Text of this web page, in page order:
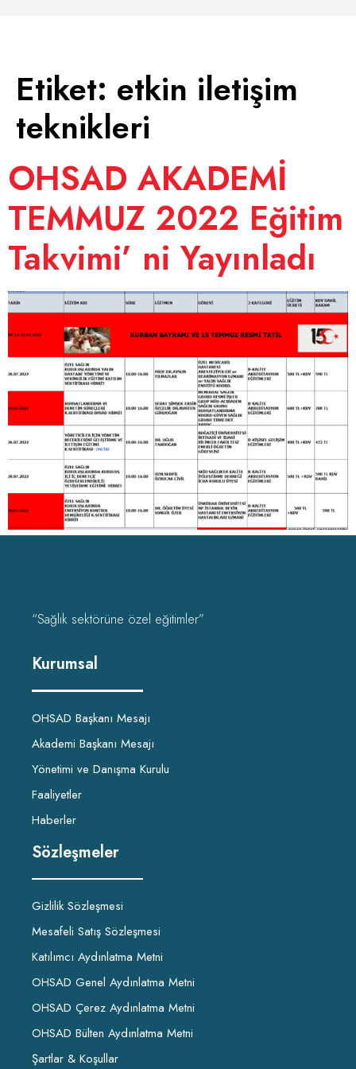
Etiket: etkin iletişim
teknikleri
OHSAD AKADEMİ
TEMMUZ 2022 Eğitim
Takvimi’ ni Yayınladı
“Sağlık sektörüne özel eğitimler”
Kurumsal
OHSAD Başkanı Mesajı
Akademi Başkanı Mesajı
Yönetimi ve Danışma Kurulu
Faaliyetler
Haberler
Sözleşmeler
Gizlilik Sözleşmesi
Mesafeli Satış Sözleşmesi
Katılımcı Aydınlatma Metni
OHSAD Genel Aydınlatma Metni
OHSAD Çerez Aydınlatma Metni
OHSAD Bülten Aydınlatma Metni
Şartlar & Koşullar